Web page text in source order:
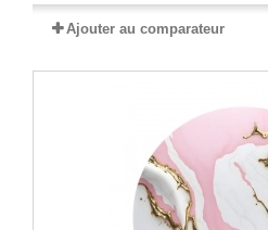
Ajouter au comparateur